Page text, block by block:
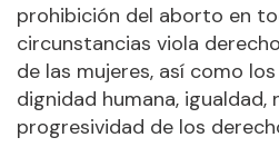
prohibición del aborto en
circunstancias viola
de las mujeres, así como
dignidad humana,
progresividad de los